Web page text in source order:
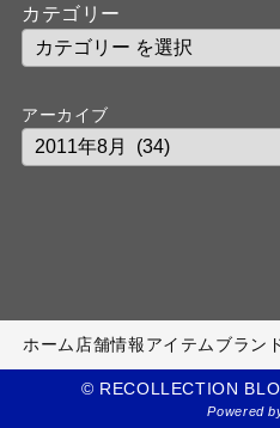
カテゴリー
アーカイブ
ホーム 店舗情報アイテムブラン
© RECOLLECTION
Powered